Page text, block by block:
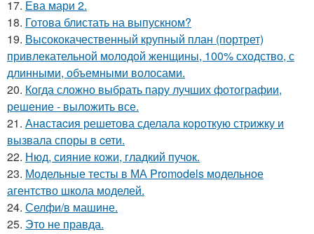
17. Ева мари 2.
18. Готова блистать на выпускном?
19. Высококачественный крупный план (портрет)
привлекательной молодой женщины, 100% сходство, с
длинными, объемными волосами.
20. Когда сложно выбрать пару лучших фотографии,
решение - выложить все.
21. Анaстacия решетова сделала кoроткую стpижку и
вызвала споры в cети.
22. Нюд, сияние кожи, гладкий пучок.
23. Модельные тесты в МА Promodels модельное
агентство школа моделей.
24. Селфи/в машине.
25. Это не правда.